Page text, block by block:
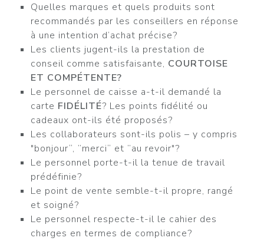
Quelles marques et quels produits sont
recommandés par les conseillers en réponse
à une intention d’achat précise?
Les clients jugent-ils la prestation de
conseil comme satisfaisante, COURTOISE
ET COMPÉTENTE?
Le personnel de caisse a-t-il demandé la
carte FIDÉLITÉ? Les points fidélité ou
cadeaux ont-ils été proposés?
Les collaborateurs sont-ils polis – y compris
"bonjour“, ”merci“ et ”au revoir"?
Le personnel porte-t-il la tenue de travail
prédéfinie?
Le point de vente semble-t-il propre, rangé
et soigné?
Le personnel respecte-t-il le cahier des
charges en termes de compliance?